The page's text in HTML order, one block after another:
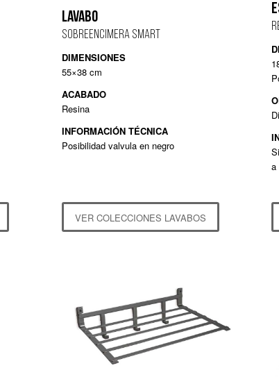
LAVABO
SOBREENCIMERA SMART
DIMENSIONES
55×38 cm
ACABADO
Resina
INFORMACIÓN TÉCNICA
Posibilidad valvula en negro
a
VER COLECCIONES LAVABOS